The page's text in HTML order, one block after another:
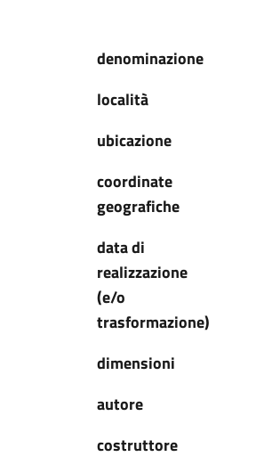
denominazione
località
ubicazione
coordinate
geografiche
data di
realizzazione
(e/o
trasformazione)
dimensioni
autore
costruttore